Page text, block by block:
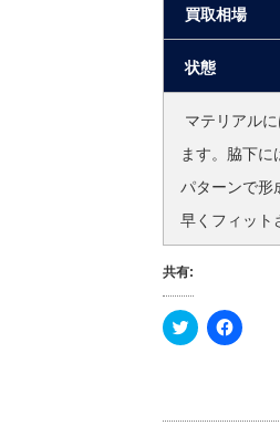
買取相場
状態
マテリアル
ます。脇下
パターンで形
早くフィット
共有:
ク
リ
w
F
a
k